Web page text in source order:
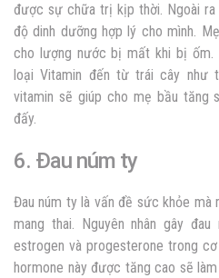
được sự chữa trị kịp thời. Ngoài
độ dinh dưỡng hợp lý cho mình.
cho lượng nước bị mất khi bị ốm.
loại Vitamin đến từ trái cây như
vitamin sẽ giúp cho mẹ bầu tăng
đấy.
6. Đau núm ty
Đau núm ty là vấn đề sức khỏe mà
mang thai. Nguyên nhân gây
estrogen và progesterone trong
hormone này được tăng cao sẽ